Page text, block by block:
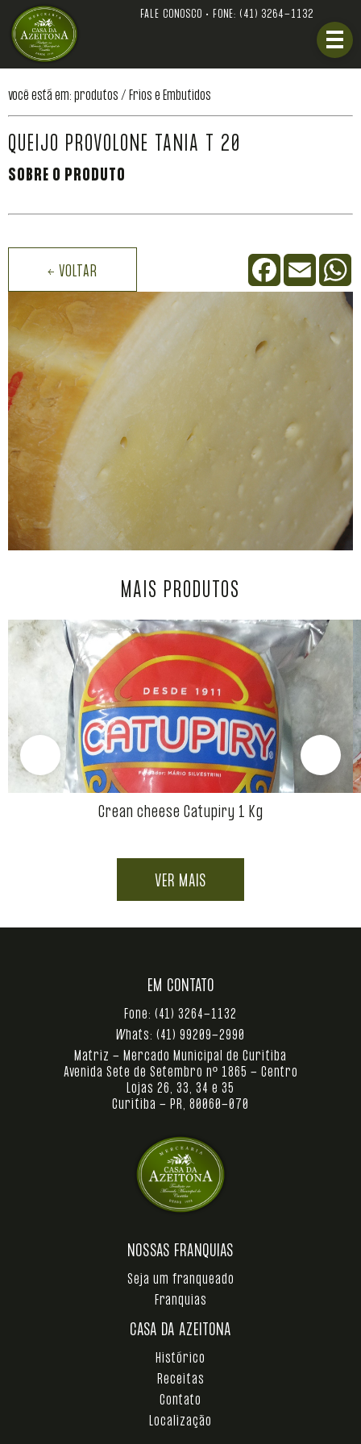
FALE CONOSCO • FONE: (41) 3264-1132
você está em: produtos / Frios e Embutidos
QUEIJO PROVOLONE TANIA T 20
SOBRE O PRODUTO
← VOLTAR
FacebookEmail
MAIS PRODUTOS
Crean cheese Catupiry 1 Kg
VER MAIS
CASA DA AZEITONA
Histórico
Receitas
Contato
Localização
NOSSAS FRANQUIAS
Seja um franqueado
Franquias
EM CONTATO
Fone: (41) 3264-1132
Whats: (41) 99209-2990
Matriz - Mercado Municipal de Curitiba
Avenida Sete de Setembro nº 1865 - Centro
Lojas 26, 33, 34 e 35
Curitiba - PR, 80060-070